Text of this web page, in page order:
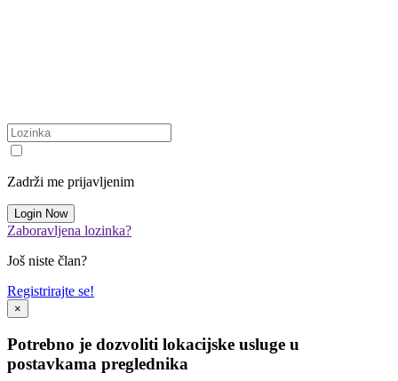
Zadrži me prijavljenim
Zaboravljena lozinka?
Još niste član?
Registrirajte se!
×
Potrebno je dozvoliti lokacijske usluge u
postavkama preglednika